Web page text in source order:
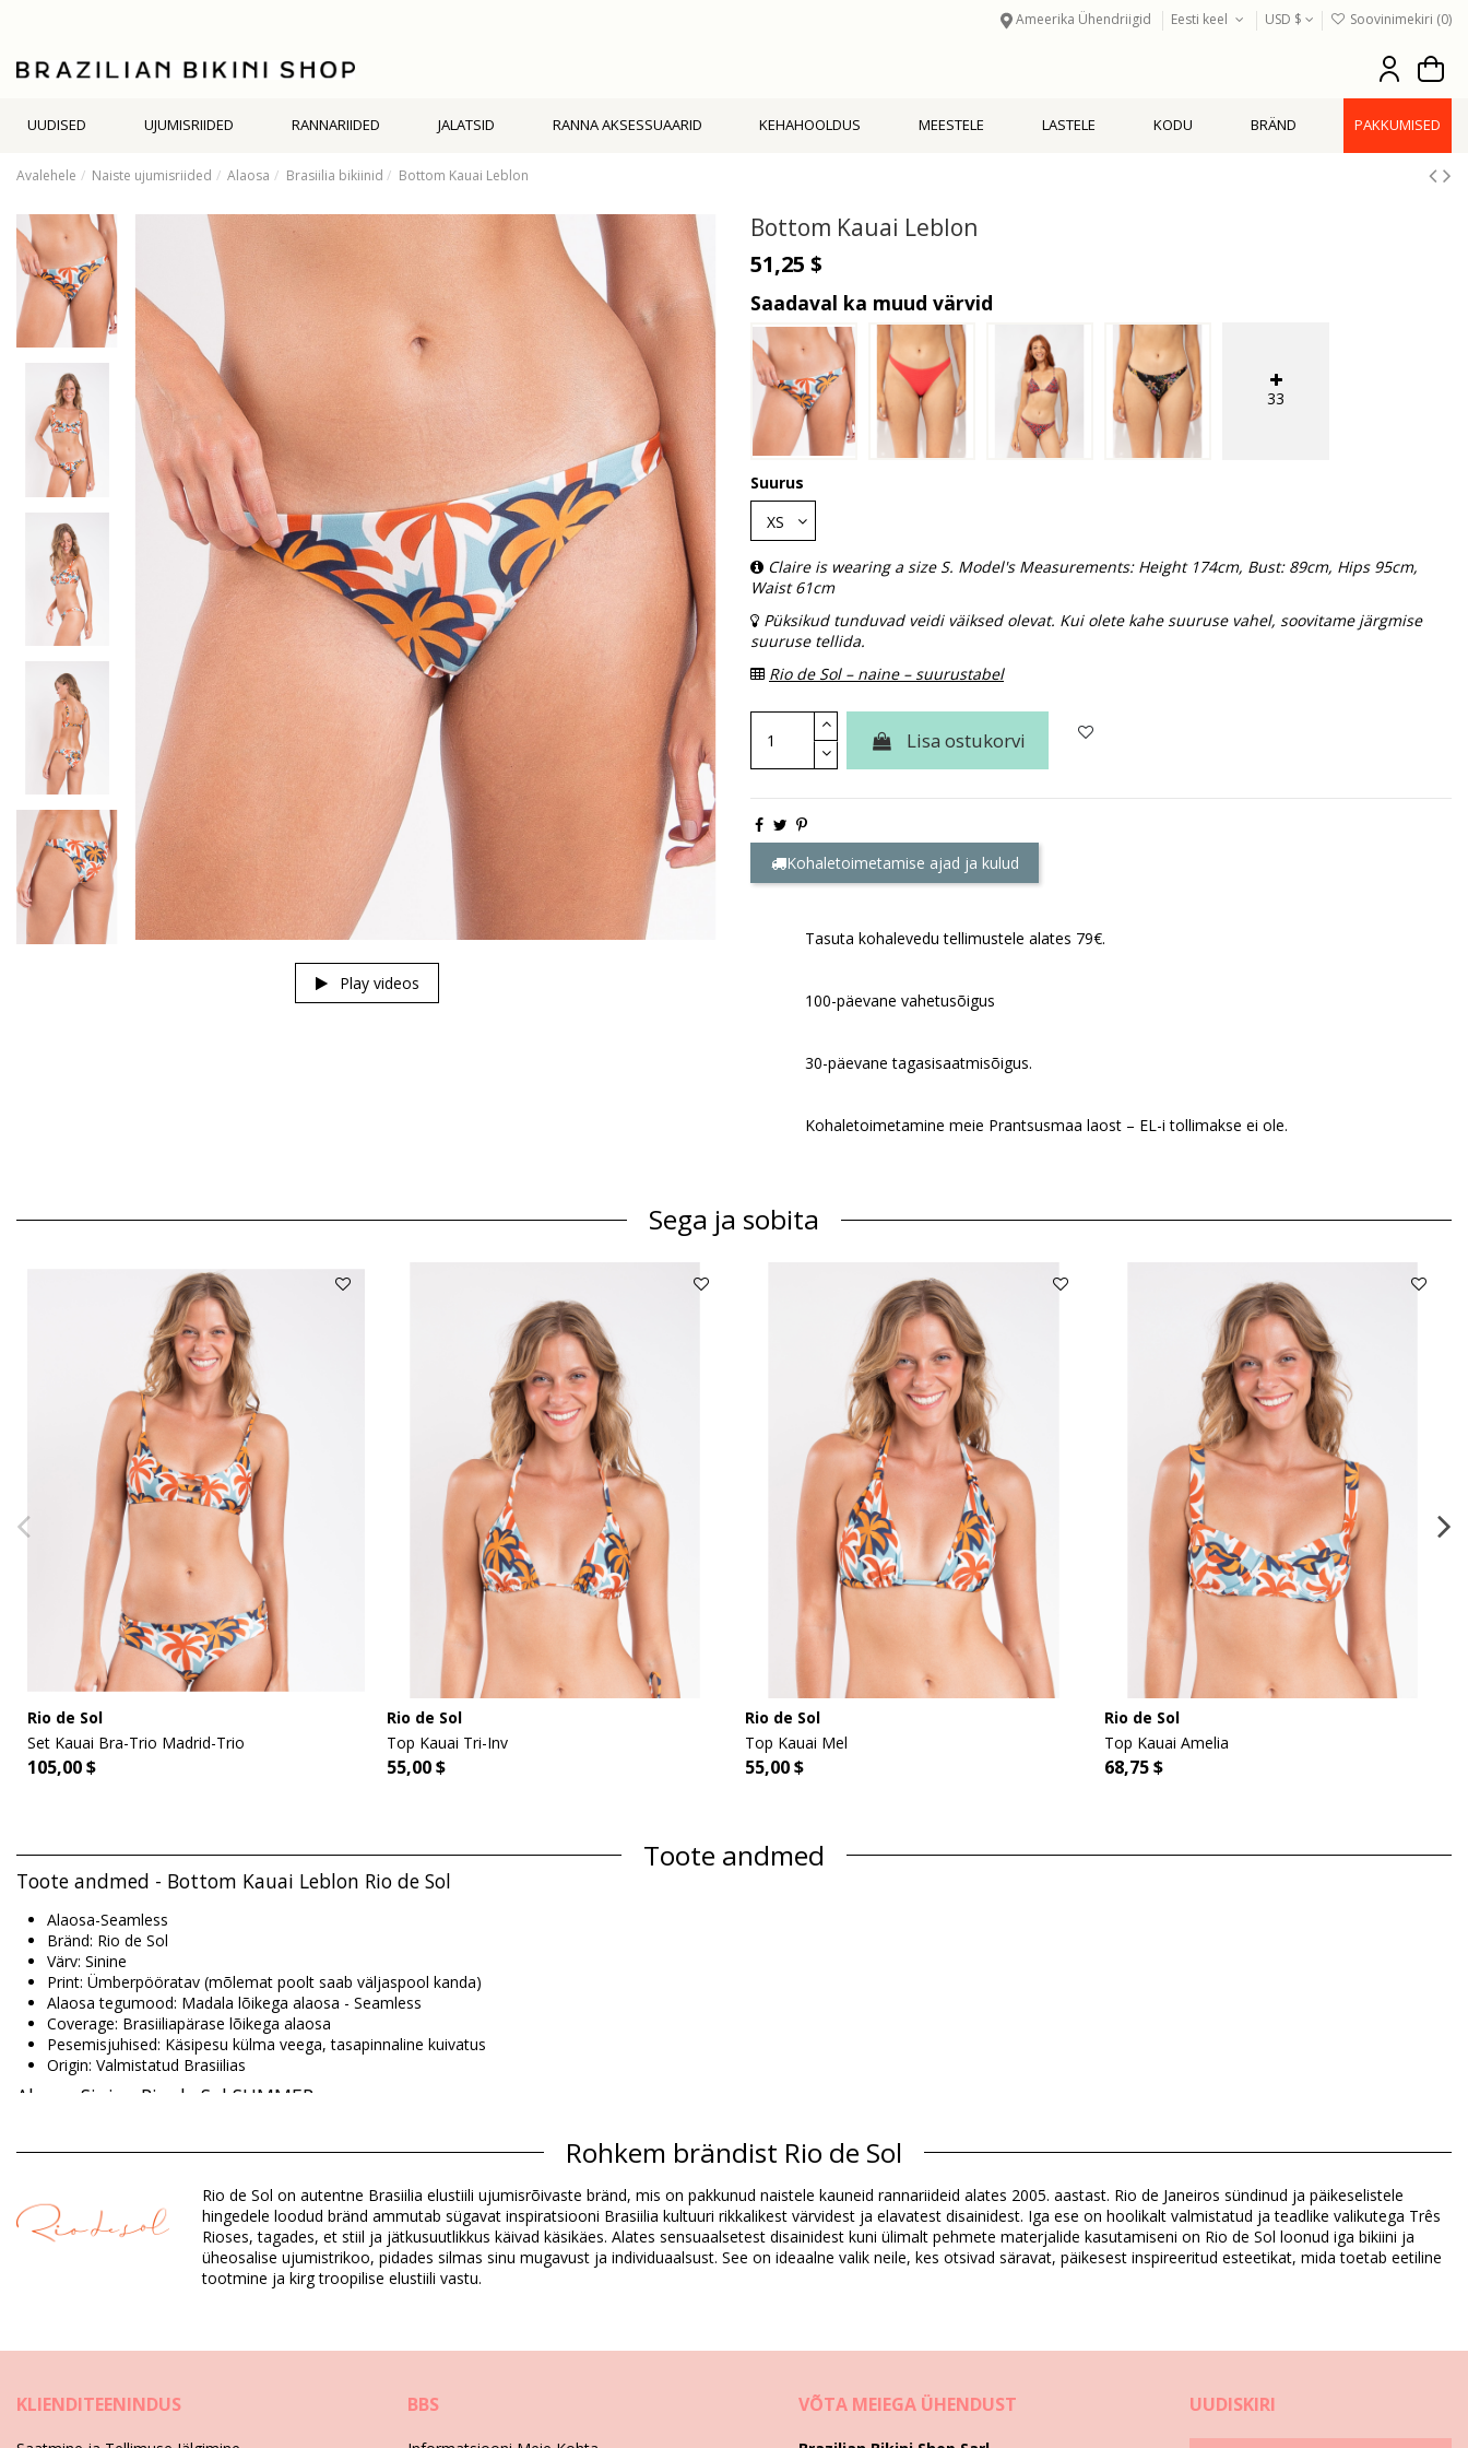
Ameerika Ühendriigid Eesti keel USD $ Soovinimekiri (0)
UUDISED UJUMISRIIDED RANNARIIDED JALATSID RANNA AKSESSUAARID KEHAHOOLDUS MEESTELE LASTELE KODU BRÄND PAKKUMISED
Avalehele Naiste ujumisriided Alaosa Brasiilia bikiinid Bottom Kauai Leblon
Play videos
Bottom Kauai Leblon
51,25 $
Saadaval ka muud värvid
33
Suurus
Claire is wearing a size S. Model's Measurements: Height 174cm, Bust: 89cm, Hips 95cm,
Waist 61cm
Püksikud tunduvad veidi väiksed olevat. Kui olete kahe suuruse vahel, soovitame järgmise
suuruse tellida.
Rio de Sol – naine – suurustabel
Lisa ostukorvi
Kohaletoimetamise ajad ja kulud
Tasuta kohalevedu tellimustele alates 79€.
100-päevane vahetusõigus
30-päevane tagasisaatmisõigus.
Kohaletoimetamine meie Prantsusmaa laost – EL-i tollimakse ei ole.
Sega ja sobita
Rio de Sol
Set Kauai Bra-Trio Madrid-Trio
105,00 $
Rio de Sol
Top Kauai Tri-Inv
55,00 $
Rio de Sol
Top Kauai Mel
55,00 $
Rio de Sol
Top Kauai Amelia
68,75 $
Toote andmed
Toote andmed - Bottom Kauai Leblon Rio de Sol
Alaosa-Seamless
Bränd: Rio de Sol
Värv: Sinine
Print: Ümberpööratav (mõlemat poolt saab väljaspool kanda)
Alaosa tegumood: Madala lõikega alaosa - Seamless
Coverage: Brasiiliapärase lõikega alaosa
Pesemisjuhised: Käsipesu külma veega, tasapinnaline kuivatus
Origin: Valmistatud Brasiilias
Alaosa Sinine Rio de Sol SUMMER
Vooder: 84% Biodegradable Nylon (AMNI SOUL ECO), 16% Spandex (LYCRA) - OEKO-TEX - Chlorine Resistant
UV Protection: UPF 50+
Tootekirjeldus
Osakond: Naistele, Alaosa
Paki sisu: 1 x Alaosa (Muid lisasid komplekt ei sisalda)
EAN: XS (7899810334817), S (7899810334824), M (7899810334831), L (7899810334848), XL (7899810334855)
Print ei ole täpne ja võib olenevalt lõikest varieeruda
Viimistletud fotod
Rohkem brändist Rio de Sol
Rio de Sol on autentne Brasiilia elustiili ujumisrõivaste bränd, mis on pakkunud naistele kauneid rannariideid alates 2005. aastast. Rio de Janeiros sündinud ja päikeselistele
hingedele loodud bränd ammutab sügavat inspiratsiooni Brasiilia kultuuri rikkalikest värvidest ja elavatest disainidest. Iga ese on hoolikalt valmistatud ja teadlike valikutega Três
Rioses, tagades, et stiil ja jätkusuutlikkus käivad käsikäes. Alates sensuaalsetest disainidest kuni ülimalt pehmete materjalide kasutamiseni on Rio de Sol loonud iga bikiini ja
üheosalise ujumistrikoo, pidades silmas sinu mugavust ja individuaalsust. See on ideaalne valik neile, kes otsivad säravat, päikesest inspireeritud esteetikat, mida toetab eetiline
tootmine ja kirg troopilise elustiili vastu.
KLIENDITEENINDUS BBS VÕTA MEIEGA ÜHENDUST UUDISKIRI